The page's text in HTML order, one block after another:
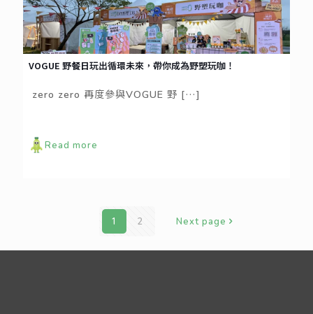
VOGUE 野餐日玩出循環未來，帶你成為野塑玩咖！
zero zero 再度參與VOGUE 野 […]
Read more
1 2 Next page